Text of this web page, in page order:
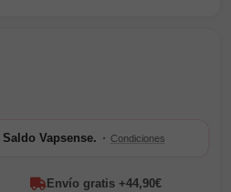
Vapsense. · Condiciones
Envío gratis +44,90€